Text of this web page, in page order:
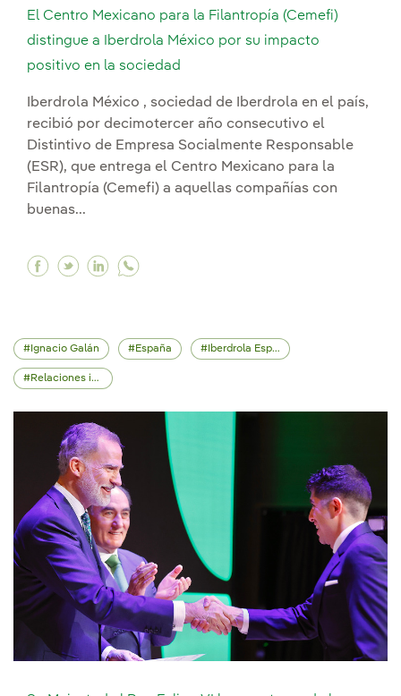
El Centro Mexicano para la Filantropía (Cemefi)
distingue a Iberdrola México por su impacto
positivo en la sociedad
Iberdrola México , sociedad de Iberdrola en el país,
recibió por decimotercer año consecutivo el
Distintivo de Empresa Socialmente Responsable
(ESR), que entrega el Centro Mexicano para la
Filantropía (Cemefi) a aquellas compañías con
buenas...
Facebook El Centro Mexicano para la
Twitter El Centro Mexicano para la
Linkedin El Centro Mexicano para la
Ignacio Galán España Iberdrola España
Relaciones institucionales